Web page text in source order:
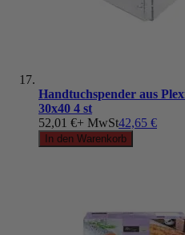
Handtuchspender aus
30x40 4 st
52,01 €+ MwSt42,65 €
In den Warenkorb